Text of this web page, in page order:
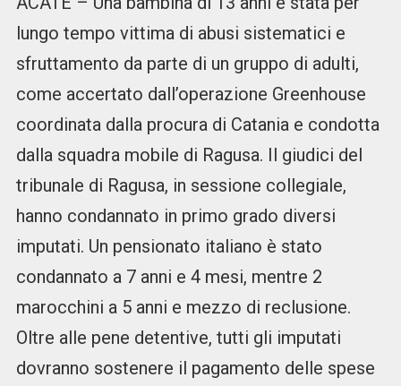
lungo tempo vittima di abusi sistematici e
sfruttamento da parte di un gruppo di adulti,
come accertato dall’operazione Greenhouse
coordinata dalla procura di Catania e condotta
dalla squadra mobile di Ragusa. Il giudici del
tribunale di Ragusa, in sessione collegiale,
hanno condannato in primo grado diversi
imputati. Un pensionato italiano è stato
condannato a 7 anni e 4 mesi, mentre 2
marocchini a 5 anni e mezzo di reclusione.
Oltre alle pene detentive, tutti gli imputati
dovranno sostenere il pagamento delle spese